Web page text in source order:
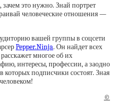
это нужно. Знай портрет
человеческие отношения —
вашей группы в соцсети
Pepper.Ninja. Он найдет всех
многое об их
интересы, профессии, а заодно
которых подписчики состоят. Зная
©